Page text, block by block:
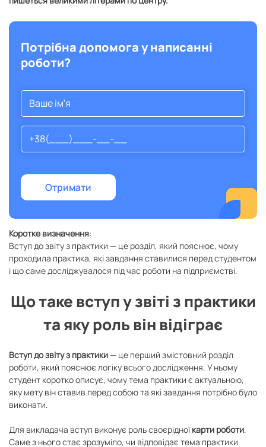
Потрібна допомога у написанні
роботи?
Коротке визначення:
Вступ до звіту з практики — це розділ, який пояснює, чому
проходила практика, які завдання ставилися перед студентом
і що саме досліджувалося під час роботи на підприємстві.
Що таке вступ у звіті з практики
та яку роль він відіграє
Вступ до звіту з практики— це перший змістовний розділ
роботи, який пояснює логіку всього дослідження. У ньому
студент коротко описує, чому тема практики є актуальною,
яку мету він ставив перед собою та які завдання потрібно було
виконати.
Для викладача вступ виконує роль своєрідноїкарти роботи.
Саме з нього стає зрозуміло, чи відповідає тема практики